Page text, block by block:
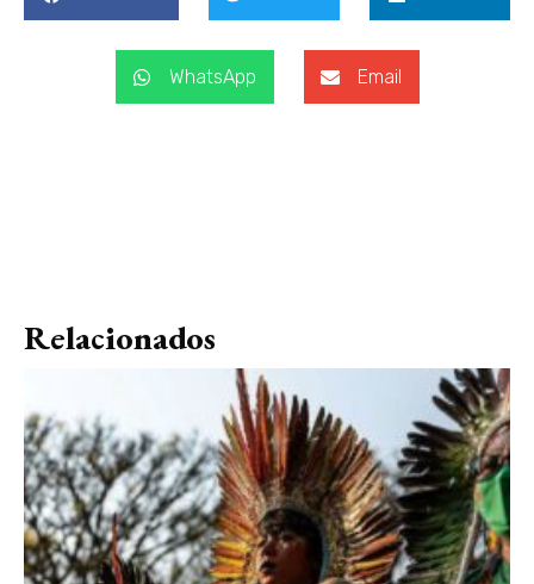
WhatsApp Email
Relacionados